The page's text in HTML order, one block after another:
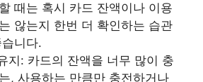
때는 혹시 카드 잔액이나 이용
않는지 한번 더 확인하는 습관
니다.
지: 카드의 잔액을 너무 많이 충
, 사용하는 만큼만 충전하거나